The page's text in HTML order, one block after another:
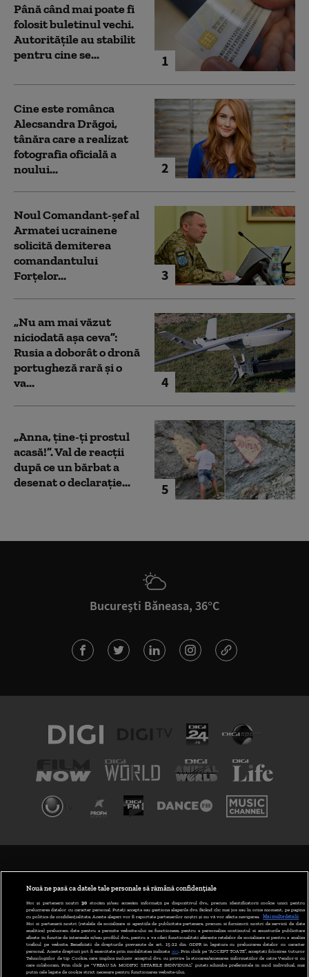
1
Până când mai poate fi
folosit buletinul vechi.
Autoritățile au stabilit
pentru cine se...
2
Cine este românca
Alecsandra Drăgoi,
tânăra care a realizat
fotografia oficială a
noului...
3
Noul Comandant-șef al
Armatei ucrainene
solicită demiterea
comandantului
Forțelor...
4
„Nu am mai văzut
niciodată așa ceva”:
Rusia a doborât o dronă
portugheză rară și o
va...
5
„Anna, ţine-ţi prostul
acasă!”. Val de reacții
după ce un bărbat a
desenat o declarație...
București Băneasa, 36°C
ABONARE DIGI TV
GESTIONAȚI PREFERINȚELE
CODUL DIGI24
Nouă ne pasă ca datele tale personale să rămână confidențiale
Noi și partenerii noștri 30stocăm și/sau accesăm informații pe dispozitivul dvs., precum identificatorii cookie unici pentru
prelucrarea datelor cu caracter personal. Puteți accepta sau gestiona alegerile dvs. făcând clic mai jos sau în orice moment, pe pagina
cu politica de confidențialitate. Aceste alegeri vor fi raportate partenerilor noștri și nu vă vor afecta navigarea.
Mai multe detalii
Noi si partenerii nostri (retelele de socializare si agentiile de publicitate partenere, precum si furnizorii nostri de servicii de date
analitice) prelucram date pentru a permite website-ului sa functioneze, pentru a personaliza continutul si anunturile publicitare
afisate in functie de interesele si/sau profilul dvs., pentru a va oferi functionalitati aferente retelelor de socializare si pentru a analiza
traficul pe website. Beneficiati de drepturile prevazute de art. 15-22 din GDPR in legatura cu prelucrarea datelor cu caracter
personal. Aceste drepturi pot fi exercitate prin modalitatea indicata aici. Prin click pe “ACCEPT TOATE”, acceptati folosirea tuturor
Tehnologiilor de tip Cookie, care implica inclusiv acceptul dvs. cu privire la stocarea/accesarea informatiilor de catre Vendor-ii cu
care colaboram. Prin click pe “VREAU SA MODIFIC SETARILE INDIVIDUAL” puteti schimba preferintele in mod individual, mai
putin cele legate de cookie strict necesare pentru functionarea website-ului.